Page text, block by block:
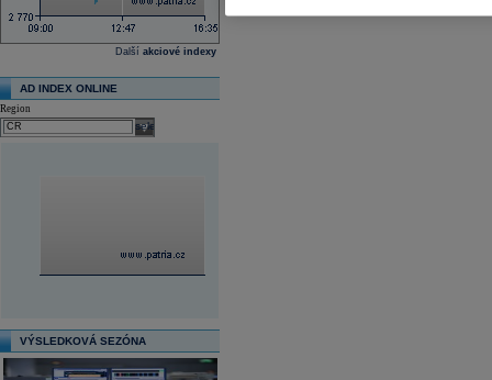
Další akciové indexy
AD INDEX ONLINE
Region
select
VÝSLEDKOVÁ SEZÓNA